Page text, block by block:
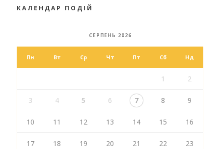
КАЛЕНДАР ПОДІЙ
СЕРПЕНЬ 2026
Пн Вт Ср Чт Пт Сб Нд
1 2
3 4 5 6 7 8 9
10 11 12 13 14 15 16
17 18 19 20 21 22 23